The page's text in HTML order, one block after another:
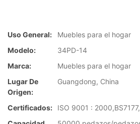
Uso General:
Muebles para el hogar
Modelo:
34PD-14
Marca:
Muebles para el hogar
Lugar De
Origen:
Guangdong, China
Certificados:
ISO 9001 :